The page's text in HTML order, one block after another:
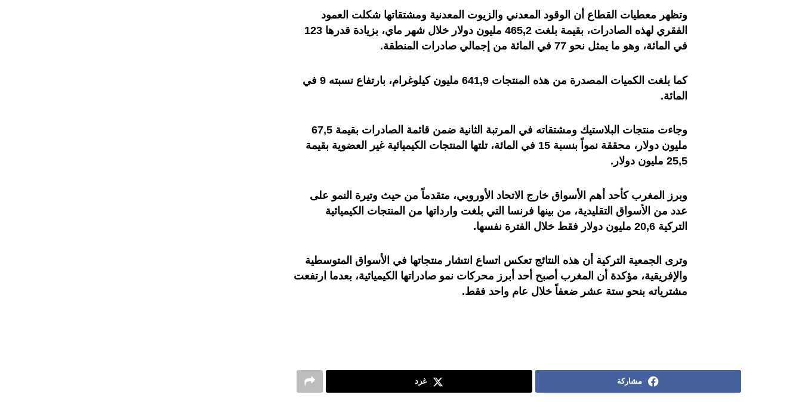
وتظهر معطيات القطاع أن الوقود المعدني والزيوت المعدنية ومشتقاتها شكلت العمود
الفقري لهذه الصادرات، بقيمة بلغت 465,2 مليون دولار خلال شهر ماي، بزيادة قدرها 123
في المائة، وهو ما يمثل نحو 77 في المائة من إجمالي صادرات المنطقة
.
كما بلغت الكميات المصدرة من هذه المنتجات 641,9 مليون كيلوغرام، بارتفاع نسبته 9 في
المائة.
وجاءت منتجات البلاستيك ومشتقاته في المرتبة الثانية ضمن قائمة الصادرات بقيمة 67,5
مليون دولار، محققة نمواً بنسبة 15 في المائة، تلتها المنتجات الكيميائية غير العضوية بقيمة
25,5 مليون دولار
.
وبرز المغرب كأحد أهم الأسواق خارج الاتحاد الأوروبي، متقدماً من حيث وتيرة النمو على
عدد من الأسواق التقليدية، من بينها فرنسا التي بلغت وارداتها من المنتجات الكيميائية
التركية 20,6 مليون دولار فقط خلال الفترة نفسها
.
وترى الجمعية التركية أن هذه النتائج تعكس اتساع انتشار منتجاتها في الأسواق المتوسطية
والإفريقية، مؤكدة أن المغرب أصبح أحد أبرز محركات نمو صادراتها الكيميائية، بعدما ارتفعت
مشترياته بنحو ستة عشر ضعفاً خلال عام واحد فقط.
مشاركة غرد